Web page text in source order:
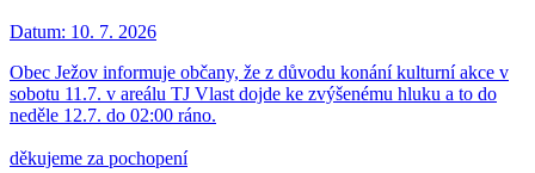
Datum: 10. 7. 2026
Obec Ježov informuje občany, že z důvodu konání kulturní akce v
sobotu 11.7. v areálu TJ Vlast dojde ke zvýšenému hluku a to do
neděle 12.7. do 02:00 ráno.
děkujeme za pochopení